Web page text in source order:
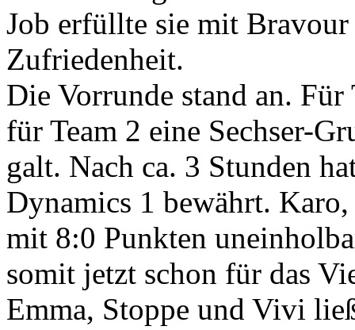
Job erfüllte sie mit
Zufriedenheit.
Die Vorrunde stand an.
für Team 2 eine Sechser-
galt. Nach ca. 3 Stunden
Dynamics 1 bewährt.
mit 8:0 Punkten
somit jetzt schon für das
Emma, Stoppe und Vivi